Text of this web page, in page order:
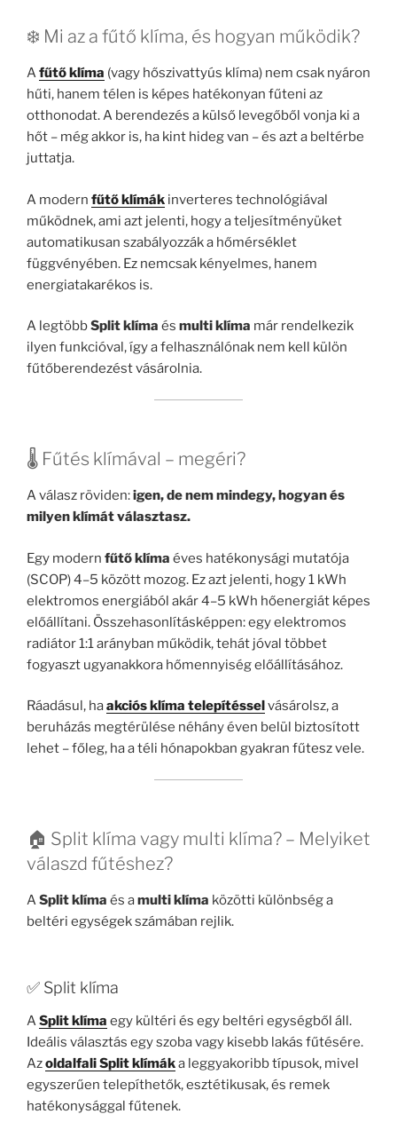
❄️ Mi az a fűtő klíma, és hogyan működik?
Afűtő klíma (vagy hőszivattyús klíma) nem csak nyáron
hűti, hanem télen is képes hatékonyan fűteni az
otthonodat. A berendezés a külső levegőből vonja ki a
hőt – még akkor is, ha kint hideg van – és azt a beltérbe
juttatja.
A modern fűtő klímák inverteres technológiával
működnek, ami azt jelenti, hogy a teljesítményüket
automatikusan szabályozzák a hőmérséklet
függvényében. Ez nemcsak kényelmes, hanem
energiatakarékos is.
A legtöbbSplit klíma és multi klíma már rendelkezik
ilyen funkcióval, így a felhasználónak nem kell külön
fűtőberendezést vásárolnia.
🌡️ Fűtés klímával – megéri?
A válasz röviden:igen, de nem mindegy, hogyan és
milyen klímát választasz.
Egy modern fűtő klíma éves hatékonysági mutatója
(SCOP) 4–5 között mozog. Ez azt jelenti, hogy 1 kWh
elektromos energiából akár 4–5 kWh hőenergiát képes
előállítani. Összehasonlításképpen: egy elektromos
radiátor 1:1 arányban működik, tehát jóval többet
fogyaszt ugyanakkora hőmennyiség előállításához.
Ráadásul, haakciós klíma telepítésselvásárolsz, a
beruházás megtérülése néhány éven belül biztosított
lehet – főleg, ha a téli hónapokban gyakran fűtesz vele.
🏠 Split klíma vagy multi klíma? – Melyiket
válaszd fűtéshez?
ASplit klíma és amulti klíma közötti különbség a
beltéri egységek számában rejlik.
✅ Split klíma
ASplit klíma egy kültéri és egy beltéri egységből áll.
Ideális választás egy szoba vagy kisebb lakás fűtésére.
Azoldalfali Split klímáka leggyakoribb típusok, mivel
egyszerűen telepíthetők, esztétikusak, és remek
hatékonysággal fűtenek.